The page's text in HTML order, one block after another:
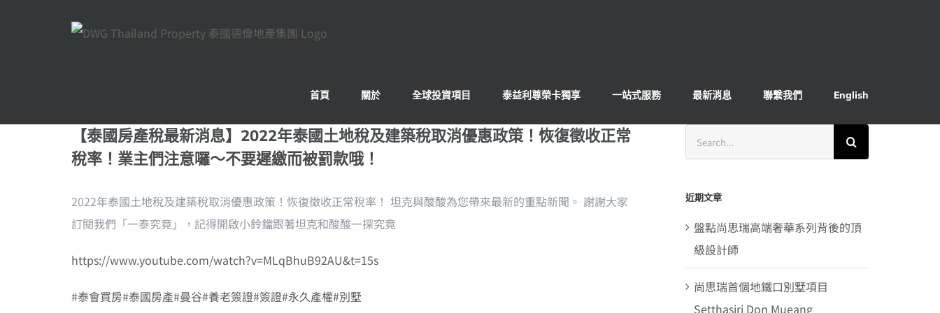
首頁 關於 全球投資項目 泰益利尊榮卡獨享 一站式服務 最新消息 聯繫我們 English
【泰國房產稅最新消息】2022年泰國土地稅及建築稅取消優惠政策！恢復徵收正常
稅率！業主們注意囉～不要遲繳而被罰款哦！
2022年泰國土地稅及建築稅取消優惠政策！恢復徵收正常稅率！ 坦克與酸酸為您帶來最新的重點新聞。 謝謝大家
訂閱我們「一泰究竟」，記得開啟小鈴鐺跟著坦克和酸酸一探究竟
https://www.youtube.com/watch?v=MLqBhuB92AU&t=15s
#泰會買房#泰國房產#曼谷#養老簽證#簽證#永久產權#別墅
Search
for:
近期文章
盤點尚思瑞高端奢華系列背後的頂
級設計師
尚思瑞首個地鐵口別墅項目
Setthasiri Don Mueang